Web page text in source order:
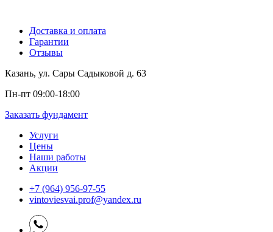
Доставка и оплата
Гарантии
Отзывы
Казань, ул. Сары Садыковой д. 63
Пн-пт 09:00-18:00
Заказать фундамент
Услуги
Цены
Наши работы
Акции
+7 (964) 956-97-55
vintoviesvai.prof@yandex.ru